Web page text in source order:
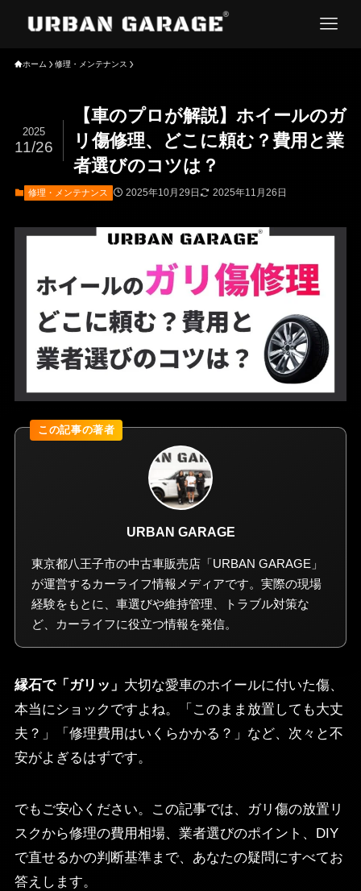
ホーム 修理・メンテナンス
【車のプロが解説】ホイールのガ
リ傷修理、どこに頼む？費用と業
者選びのコツは？
2025
11/26
修理・メンテナンス 2025年10月29日 2025年11月26日
URBAN GARAGE
東京都八王子市の中古車販売店「URBAN GARAGE」
が運営するカーライフ情報メディアです。実際の現場
経験をもとに、車選びや維持管理、トラブル対策な
ど、カーライフに役立つ情報を発信。
縁石で「ガリッ」 大切な愛車のホイールに付いた傷、
本当にショックですよね。「このまま放置しても大丈
夫？」「修理費用はいくらかかる？」など、次々と不
安がよぎるはずです。
でもご安心ください。この記事では、ガリ傷の放置リ
スクから修理の費用相場、業者選びのポイント、DIY
で直せるかの判断基準まで、あなたの疑問にすべてお
答えします。